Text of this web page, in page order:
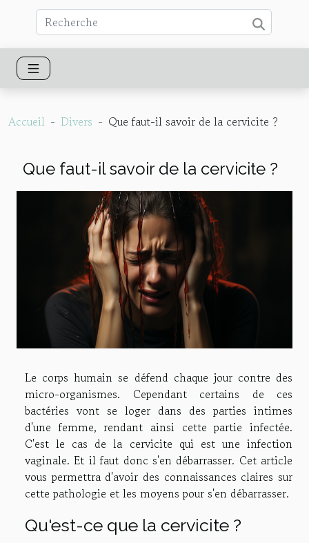
Accueil Divers Que faut-il savoir de la cervicite ?
Que faut-il savoir de la cervicite ?
Le corps humain se défend chaque jour contre des
micro-organismes. Cependant certains de ces
bactéries vont se loger dans des parties intimes
d'une femme, rendant ainsi cette partie infectée.
C'est le cas de la cervicite qui est une infection
vaginale. Et il faut donc s'en débarrasser. Cet article
vous permettra d'avoir des connaissances claires sur
cette pathologie et les moyens pour s'en débarrasser.
Qu'est-ce que la cervicite ?